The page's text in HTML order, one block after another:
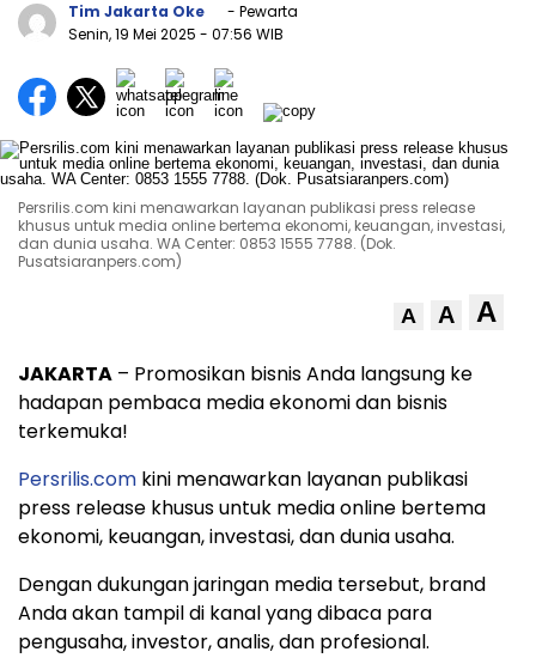
Tim Jakarta Oke
- Pewarta
Senin, 19 Mei 2025 - 07:56 WIB
Persrilis.com kini menawarkan layanan publikasi press release
khusus untuk media online bertema ekonomi, keuangan, investasi,
dan dunia usaha. WA Center: 0853 1555 7788. (Dok.
Pusatsiaranpers.com)
A A A
JAKARTA – Promosikan bisnis Anda langsung ke
hadapan pembaca media ekonomi dan bisnis
terkemuka!
Persrilis.com kini menawarkan layanan publikasi
press release khusus untuk media online bertema
ekonomi, keuangan, investasi, dan dunia usaha.
Dengan dukungan jaringan media tersebut, brand
Anda akan tampil di kanal yang dibaca para
pengusaha, investor, analis, dan profesional.